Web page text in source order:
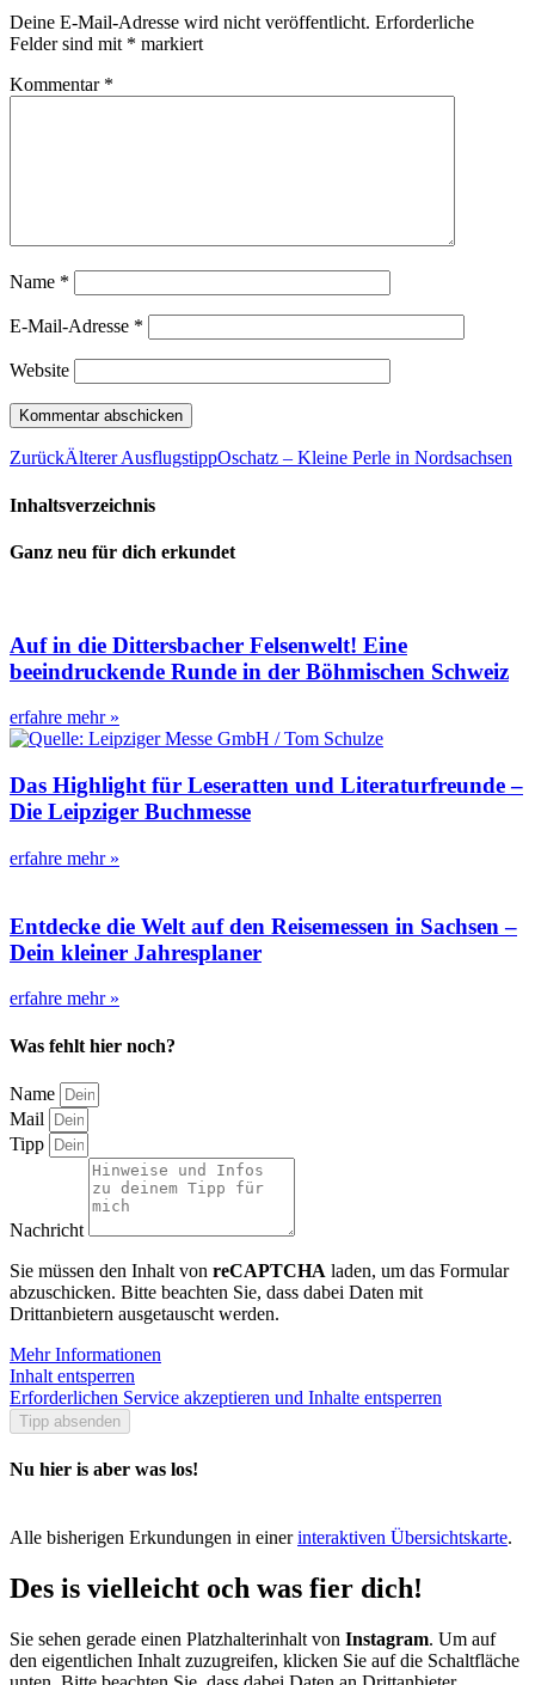
Deine E-Mail-Adresse wird nicht veröffentlicht. Erforderliche
Felder sind mit * markiert
Kommentar *
Name *
E-Mail-Adresse *
Website
ZurückÄlterer AusflugstippOschatz – Kleine Perle in Nordsachsen
Inhaltsverzeichnis
Ganz neu für dich erkundet
Auf in die Dittersbacher Felsenwelt! Eine
beeindruckende Runde in der Böhmischen Schweiz
erfahre mehr »
Das Highlight für Leseratten und Literaturfreunde –
Die Leipziger Buchmesse
erfahre mehr »
Entdecke die Welt auf den Reisemessen in Sachsen –
Dein kleiner Jahresplaner
erfahre mehr »
Was fehlt hier noch?
Name
Mail
Tipp
Nachricht
Sie müssen den Inhalt von reCAPTCHA laden, um das Formular
abzuschicken. Bitte beachten Sie, dass dabei Daten mit
Drittanbietern ausgetauscht werden.
Mehr Informationen
Inhalt entsperren
Erforderlichen Service akzeptieren und Inhalte entsperren
Tipp absenden
Nu hier is aber was los!
Alle bisherigen Erkundungen in einerinteraktiven Übersichtskarte.
Des is vielleicht och was fier dich!
Sie sehen gerade einen Platzhalterinhalt von Instagram. Um auf
den eigentlichen Inhalt zuzugreifen, klicken Sie auf die Schaltfläche